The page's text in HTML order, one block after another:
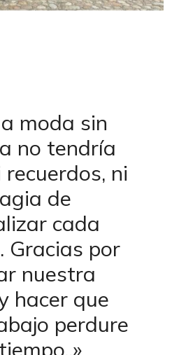
moda sin
no tendría
ni
de
cada
Gracias por
nuestra
hacer que
perdure